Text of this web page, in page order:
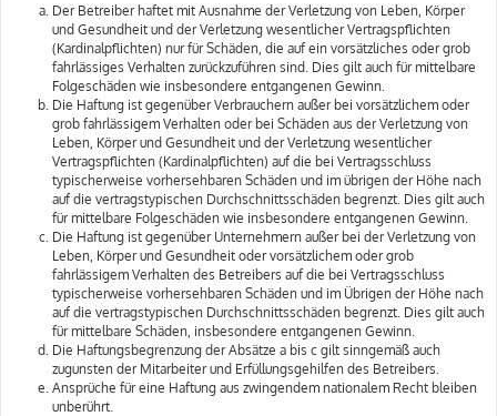
Der Betreiber haftet mit Ausnahme der Verletzung von Leben, Körper
und Gesundheit und der Verletzung wesentlicher Vertragspflichten
(Kardinalpflichten) nur für Schäden, die auf ein vorsätzliches oder grob
fahrlässiges Verhalten zurückzuführen sind. Dies gilt auch für mittelbare
Folgeschäden wie insbesondere entgangenen Gewinn.
Die Haftung ist gegenüber Verbrauchern außer bei vorsätzlichem oder
grob fahrlässigem Verhalten oder bei Schäden aus der Verletzung von
Leben, Körper und Gesundheit und der Verletzung wesentlicher
Vertragspflichten (Kardinalpflichten) auf die bei Vertragsschluss
typischerweise vorhersehbaren Schäden und im übrigen der Höhe nach
auf die vertragstypischen Durchschnittsschäden begrenzt. Dies gilt auch
für mittelbare Folgeschäden wie insbesondere entgangenen Gewinn.
Die Haftung ist gegenüber Unternehmern außer bei der Verletzung von
Leben, Körper und Gesundheit oder vorsätzlichem oder grob
fahrlässigem Verhalten des Betreibers auf die bei Vertragsschluss
typischerweise vorhersehbaren Schäden und im Übrigen der Höhe nach
auf die vertragstypischen Durchschnittsschäden begrenzt. Dies gilt auch
für mittelbare Schäden, insbesondere entgangenen Gewinn.
Die Haftungsbegrenzung der Absätze a bis c gilt sinngemäß auch
zugunsten der Mitarbeiter und Erfüllungsgehilfen des Betreibers.
Ansprüche für eine Haftung aus zwingendem nationalem Recht bleiben
unberührt.